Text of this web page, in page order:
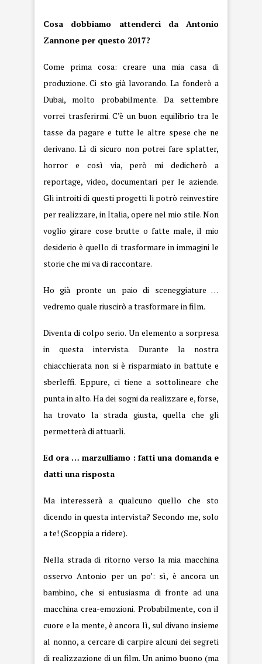
Cosa dobbiamo attenderci da Antonio
Zannone per questo 2017?
Come prima cosa: creare una mia casa di
produzione. Ci sto già lavorando. La fonderò a
Dubai, molto probabilmente. Da settembre
vorrei trasferirmi. C’è un buon equilibrio tra le
tasse da pagare e tutte le altre spese che ne
derivano. Lì di sicuro non potrei fare splatter,
horror e così via, però mi dedicherò a
reportage, video, documentari per le aziende.
Gli introiti di questi progetti li potrò reinvestire
per realizzare, in Italia, opere nel mio stile. Non
voglio girare cose brutte o fatte male, il mio
desiderio è quello di trasformare in immagini le
storie che mi va di raccontare.
Ho già pronte un paio di sceneggiature …
vedremo quale riuscirò a trasformare in film.
Diventa di colpo serio. Un elemento a sorpresa
in questa intervista. Durante la nostra
chiacchierata non si è risparmiato in battute e
sberleffi. Eppure, ci tiene a sottolineare che
punta in alto. Ha dei sogni da realizzare e, forse,
ha trovato la strada giusta, quella che gli
permetterà di attuarli.
Ed ora … marzulliamo : fatti una domanda e
datti una risposta
Ma interesserà a qualcuno quello che sto
dicendo in questa intervista? Secondo me, solo
a te! (Scoppia a ridere).
Nella strada di ritorno verso la mia macchina
osservo Antonio per un po’: sì, è ancora un
bambino, che si entusiasma di fronte ad una
macchina crea-emozioni. Probabilmente, con il
cuore e la mente, è ancora lì, sul divano insieme
al nonno, a cercare di carpire alcuni dei segreti
di realizzazione di un film. Un animo buono (ma